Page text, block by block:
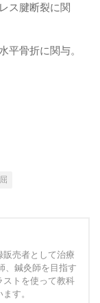
ス腱断裂に関
平骨折に関与。
売者として治療
、鍼灸師を目指す
ストを使って教科
す。